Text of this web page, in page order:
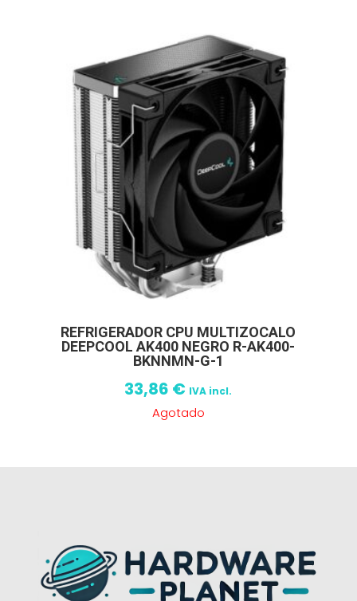
REFRIGERADOR CPU MULTIZOCALO
DEEPCOOL AK400 NEGRO R-AK400-
BKNNMN-G-1
33,86 € IVA incl.
Agotado